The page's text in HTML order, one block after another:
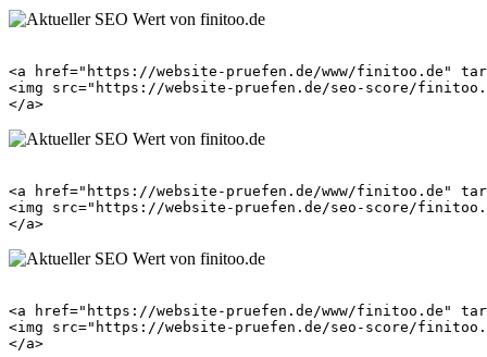
<a href="https://website-pruefen.de/www/finitoo.de"
<img src="https://website-pruefen.de/seo-score/
<a href="https://website-pruefen.de/www/finitoo.de"
<img src="https://website-pruefen.de/seo-score/
<a href="https://website-pruefen.de/www/finitoo.de"
<img src="https://website-pruefen.de/seo-score/